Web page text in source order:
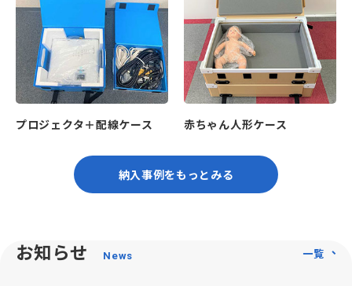
プロジェクタ＋配線ケース 赤ちゃん人形ケース
納入事例をもっとみる
お知らせ 一覧